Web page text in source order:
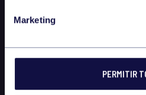
Marketing
PERMITIR